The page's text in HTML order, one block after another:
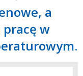
a
w